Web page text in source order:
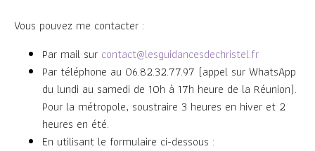
Vous pouvez me contacter :
Par mail sur contact@lesguidancesdechristel.fr
Par téléphone au 06.82.32.77.97 (appel sur WhatsApp
du lundi au samedi de 10h à 17h heure de la Réunion).
Pour la métropole, soustraire 3 heures en hiver et 2
heures en été.
En utilisant le formulaire ci-dessous :